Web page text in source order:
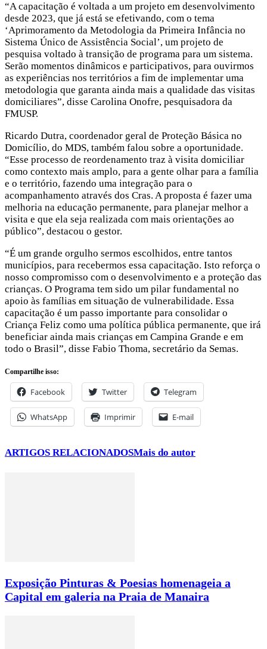
“A capacitação é voltada a um projeto em desenvolvimento
desde 2023, que já está se efetivando, com o tema
‘Aprimoramento da Metodologia da Primeira Infância no
Sistema Único de Assistência Social’, um projeto de
pesquisa voltado à transição de programa para um sistema.
Serão momentos dinâmicos e participativos, para ouvirmos
as experiências nos territórios a fim de implementar uma
metodologia que garanta ainda mais a qualidade das visitas
domiciliares”, disse Carolina Onofre, pesquisadora da
FMUSP.
Ricardo Dutra, coordenador geral de Proteção Básica no
Domicílio, do MDS, também falou sobre a oportunidade.
“Esse processo de reordenamento traz à visita domiciliar
como contexto mais amplo, para a gente olhar para a família
e o território, fazendo uma integração para o
acompanhamento através dos Cras. A proposta é fazer uma
melhoria na educação permanente, para planejar melhor a
visita e que ela seja realizada com mais orientações ao
público”, destacou o gestor.
“É um grande orgulho sermos escolhidos, entre tantos
municípios, para recebermos essa capacitação. Isto reforça o
nosso compromisso com o desenvolvimento e a proteção das
crianças. O Programa tem sido um pilar fundamental no
apoio às famílias em situação de vulnerabilidade. Essa
capacitação é um passo importante para consolidar o
Criança Feliz como uma política pública permanente, que irá
beneficiar ainda mais crianças em Campina Grande e em
todo o Brasil”, disse Fabio Thoma, secretário da Semas.
Compartilhe isso:
Facebook Twitter Telegram
WhatsApp Imprimir E-mail
ARTIGOS RELACIONADOSMais do autor
Exposição Pinturas & Poesias homenageia a
Capital em galeria na Praia de Manaira